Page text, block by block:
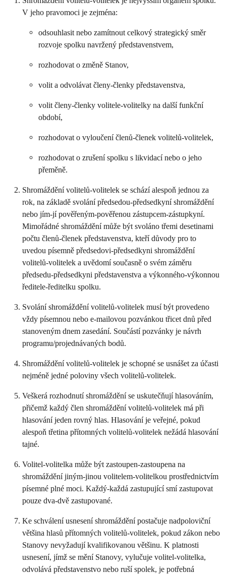
V jeho pravomoci je zejména:
odsouhlasit nebo zamítnout celkový strategický směr
rozvoje spolku navržený představenstvem,
rozhodovat o změně Stanov,
volit a odvolávat členy-členky představenstva,
volit členy-členky volitele-volitelky na další funkční
období,
rozhodovat o vyloučení členů-členek volitelů-volitelek,
rozhodovat o zrušení spolku s likvidací nebo o jeho
přeměně.
Shromáždění volitelů-volitelek se schází alespoň jednou za
rok, na základě svolání předsedou-předsedkyní shromáždění
nebo jím-jí pověřeným-pověřenou zástupcem-zástupkyní.
Mimořádné shromáždění může být svoláno třemi desetinami
počtu členů-členek představenstva, kteří důvody pro to
uvedou písemně předsedovi-předsedkyni shromáždění
volitelů-volitelek a uvědomí současně o svém záměru
předsedu-předsedkyni představenstva a výkonného-výkonnou
ředitele-ředitelku spolku.
Svolání shromáždění volitelů-volitelek musí být provedeno
vždy písemnou nebo e-mailovou pozvánkou třicet dnů před
stanoveným dnem zasedání. Součástí pozvánky je návrh
programu/projednávaných bodů.
Shromáždění volitelů-volitelek je schopné se usnášet za účasti
nejméně jedné poloviny všech volitelů-volitelek.
Veškerá rozhodnutí shromáždění se uskutečňují hlasováním,
přičemž každý člen shromáždění volitelů-volitelek má při
hlasování jeden rovný hlas. Hlasování je veřejné, pokud
alespoň třetina přítomných volitelů-volitelek nežádá hlasování
tajné.
Volitel-volitelka může být zastoupen-zastoupena na
shromáždění jiným-jinou volitelem-volitelkou prostřednictvím
písemné plné moci. Každý-každá zastupující smí zastupovat
pouze dva-dvě zastupované.
Ke schválení usnesení shromáždění postačuje nadpoloviční
většina hlasů přítomných volitelů-volitelek, pokud zákon nebo
Stanovy nevyžadují kvalifikovanou většinu. K platnosti
usnesení, jímž se mění Stanovy, vylučuje volitel-volitelka,
odvolává představenstvo nebo ruší spolek, je potřebná